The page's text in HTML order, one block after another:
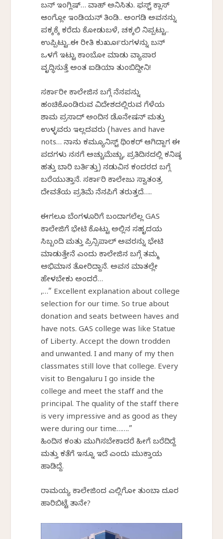
ಬನ್ ಇಂಗ್ಲಿಷ್… ವಾಹ್ ಅನಿಸಿತು. ಫಸ್ಟ್ ಕ್ಲಾಸ್
ಆಂಗ್ಲೋ ಇಂಡಿಯನ್ ತಿಂಡಿ.. ಅಂಗಡಿ ಅವನನ್ನು
ಪಕ್ಕಕ್ಕೆ ಕರೆದು ಕೋಡುಬಳೆ, ಚಕ್ಕಲಿ ನಿಪ್ಪಟ್ಟು..
ಉಪ್ಪಿಟ್ಟು..ಈ ರೀತಿ ಕುರ್ಖೂರುಗಳನ್ನು ಬನ್
ಒಳಗೆ ಇಟ್ಟು ಕಾಂಬೋ ಮಾಡು ವ್ಯಾಪಾರ
ವೃದ್ಧಿಸುತ್ತೆ ಅಂತ ಐಡಿಯಾ ತುಂಬಿದ್ದೀನಿ!
ಸರ್ಕಾರೀ ಕಾಲೇಜಿನ ಬಗ್ಗೆ ನೆನಪನ್ನು
ಹಂಚಿಕೊಂಡಿರುವ ವಿದೇಶದಲ್ಲಿರುವ ಗೆಳೆಯ
ಶಾಮ ಪ್ರಸಾದ್ ಅಂದಿನ ಡೊನೇಷನ್ ಮತ್ತು
ಉಳ್ಳವರು ಇಲ್ಲದವರು (haves and have
nots… ನಾನು ಕಮ್ಯೂನಿಸ್ಟ್ ಥಿಂಕರ್ ಆಗಿದ್ದಾಗ ಈ
ಪದಗಳು ನನಗೆ ಅಚ್ಚುಮೆಚ್ಚು, ಪ್ರತಿದಿನದಲ್ಲಿ ಕನಿಷ್ಠ
ಹತ್ತು ಬಾರಿ ಬರ್ತಿತ್ತು) ನಡುವಿನ ಕಂದರದ ಬಗ್ಗೆ
ಬರೆಯುತ್ತಾನೆ. ಸರ್ಕಾರಿ ಕಾಲೇಜು ಸ್ವಾತಂತ್ರ
ದೇವತೆಯ ಪ್ರತಿಮೆ ನೆನಪಿಗೆ ತರುತ್ತದೆ…..
ಈಗಲೂ ಬೆಂಗಳೂರಿಗೆ ಬಂದಾಗಲೆಲ್ಲ GAS
ಕಾಲೇಜಿಗೆ ಭೇಟಿ ಕೊಟ್ಟು ಅಲ್ಲಿನ ಸಹೃದಯ
ಸಿಬ್ಬಂದಿ ಮತ್ತು ಪ್ರಿನ್ಸಿಪಾಲ್ ಅವರನ್ನು ಭೇಟಿ
ಮಾಡುತ್ತೇನೆ ಎಂದು ಕಾಲೇಜಿನ ಬಗ್ಗೆ ತಮ್ಮ
ಅಭಿಮಾನ ತೋರಿದ್ದಾನೆ. ಅವನ ಮಾತಲ್ಲೇ
ಹೇಳಬೇಕು ಅಂದರೆ…
,…” Excellent explanation about college
selection for our time. So true about
donation and seats between haves and
have nots. GAS college was like Statue
of Liberty. Accept the down trodden
and unwanted. I and many of my then
classmates still love that college. Every
visit to Bengaluru I go inside the
college and meet the staff and the
principal. The quality of the staff there
is very impressive and as good as they
were during our time…….”
ಹಿಂದಿನ ಕಂತು ಮುಗಿಸಬೇಕಾದರೆ ಹೀಗೆ ಬರೆದಿದ್ದೆ
ಮತ್ತು ಕತೆಗೆ ಇನ್ನೂ ಇದೆ ಎಂದು ಮುಕ್ತಾಯ
ಹಾಡಿದ್ದೆ.
ರಾಮಯ್ಯ ಕಾಲೇಜಿಂದ ಎಲ್ಲಿಗೋ ತುಂಬಾ ದೂರ
ಹಾರಿಬಿಟ್ಟೆ ತಾನೇ?